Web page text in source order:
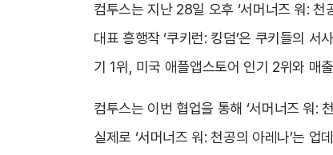
컴투스는 지난 28일 오후 ‘서머너즈 워: 천
대표 흥행작 ‘쿠키런: 킹덤’은 쿠키들의
기 1위, 미국 애플앱스토어 인기 2위와 매
컴투스는 이번 협업을 통해 ‘서머너즈 워:
실제로 ‘서머너즈 워: 천공의 아레나’는